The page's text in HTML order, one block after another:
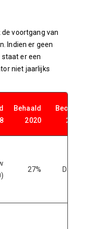
voortgang van
Indien er geen
er een
niet jaarlijks
Behaald
2020
Beoogd
2022
27% Daling